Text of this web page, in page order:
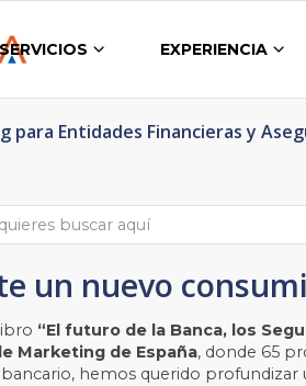
SERVICIOS EXPERIENCIA
para Entidades Financieras y
un nuevo
“El futuro de la Banca, los
Marketing de España, donde 65
hemos querido